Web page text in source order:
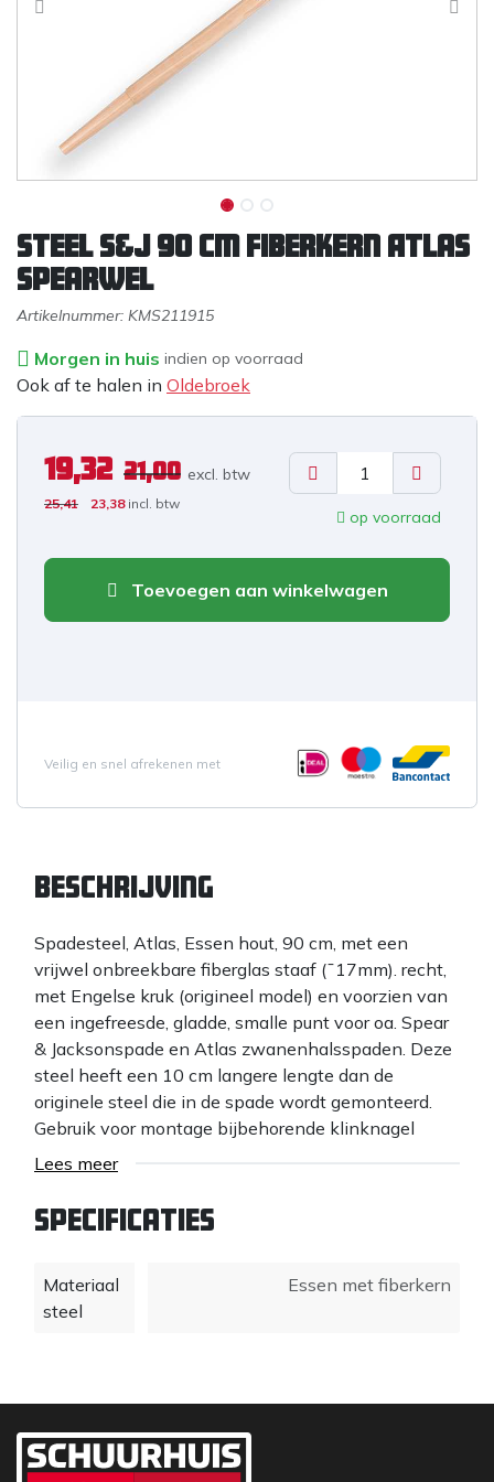
Steel S&J 90 cm fiberkern Atlas
spearwel
Artikelnummer: KMS211915
Morgen in huis indien op voorraad
Ook af te halen in Oldebroek
19,32 21,00 excl. btw
25,41 23,38 incl. btw
op voorraad
Toevoegen aan winkelwagen
Veilig en snel afrekenen met
Beschrijving
Spadesteel, Atlas, Essen hout, 90 cm, met een
vrijwel onbreekbare fiberglas staaf (¯17mm). recht,
met Engelse kruk (origineel model) en voorzien van
een ingefreesde, gladde, smalle punt voor oa. Spear
& Jacksonspade en Atlas zwanenhalsspaden. Deze
steel heeft een 10 cm langere lengte dan de
originele steel die in de spade wordt gemonteerd.
Gebruik voor montage bijbehorende klinknagel
(art.nr. 651590, incl. montage advies). De Atlas
gewaxt en zorgt ervoor dat het hout kan ademen,
geen water of vuil opneemt en de mooie blanke
een prettige gladde steel, waardoor blaren worden
voorkomen. Belangrijk voordeel van waxte stelen is
onderstammen, waarin het beste hout zit, na twee
drogingsprocessen geheel Energie Neutraal in
Lees meer
Specificaties
Materiaal
steel
Essen met fiberkern